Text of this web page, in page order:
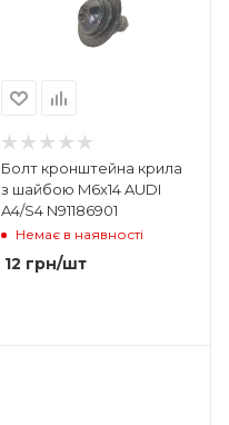
Болт кронштейна крила
з шайбою M6x14 AUDI
A4/S4 N91186901
Немає в наявності
12 грн/шт